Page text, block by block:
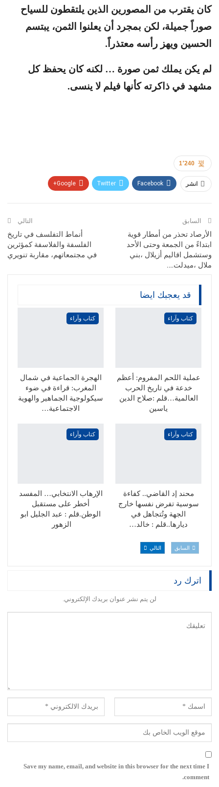
كان يقترب من المصورين الذين يلتقطون للسياح
صوراً جميلة، لكن بمجرد أن يعلنوا الثمن، يبتسم
الحسين ويهز رأسه معتذراً.
لم يكن يملك ثمن صورة … لكنه كان يحفظ كل
مشهد في ذاكرته كأنها فيلم لا ينسى.
1٬240
انشر Facebook
Twitter
Google+
السابق
الأرصاد تحذر من أمطار قوية
ابتداءً من الجمعة وحتى الأحد
وستشمل اقاليم أزيلال ،بني
ملال ،ميدلت….
التالي
أنماط التفلسف في تاريخ
الفلسفة والفلاسفة كمؤثرين
في مجتمعاتهم، مقاربة تنويري
قد يعجبك ايضا
كتاب وآراء
عملية اللحم المفروم: أعظم
خدعة في تاريخ الحرب
العالمية…قلم :صلاح الدين
ياسين
كتاب وآراء
الهجرة الجماعية في شمال
المغرب: قراءة في ضوء
سيكولوجية الجماهير والهوية
الاجتماعية…
كتاب وآراء
محند إد القاضي.. كفاءة
سوسية تفرض نفسها خارج
الجهة وتُتجاهل في
ديارها..قلم : خالد…
كتاب وآراء
الإرهاب الانتخابي… المفسد
أخطر على مستقبل
الوطن.قلم : عبد الجليل ابو
الزهور
السابق التالي
اترك رد
لن يتم نشر عنوان بريدك الإلكتروني.
Save my name, email, and website in this browser for the next time I
comment.